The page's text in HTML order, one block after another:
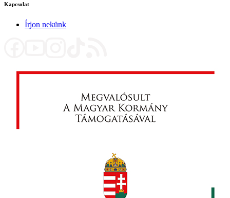
Kapcsolat
Írjon nekünk